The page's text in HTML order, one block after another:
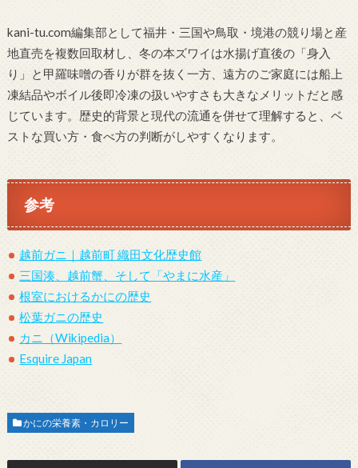
kani-tu.com編集部として福井・三国や鳥取・境港の競り場と産
地直売を複数回取材し、冬の本ズワイは水揚げ直後の「身入
り」と甲羅味噌の香りが群を抜く一方、遠方のご家庭には船上
凍結品やボイル後即冷凍の扱いやすさも大きなメリットだと感
じています。歴史的背景と現代の流通を併せて理解すると、ベ
ストな買い方・食べ方の判断がしやすくなります。
参考
越前ガニ｜越前町 織田文化歴史館
三国湊、越前蟹、そして「やまに水産」
根室におけるかにの歴史
松葉ガニの歴史
カニ（Wikipedia）
Esquire Japan
かにの栄養素・カロリー